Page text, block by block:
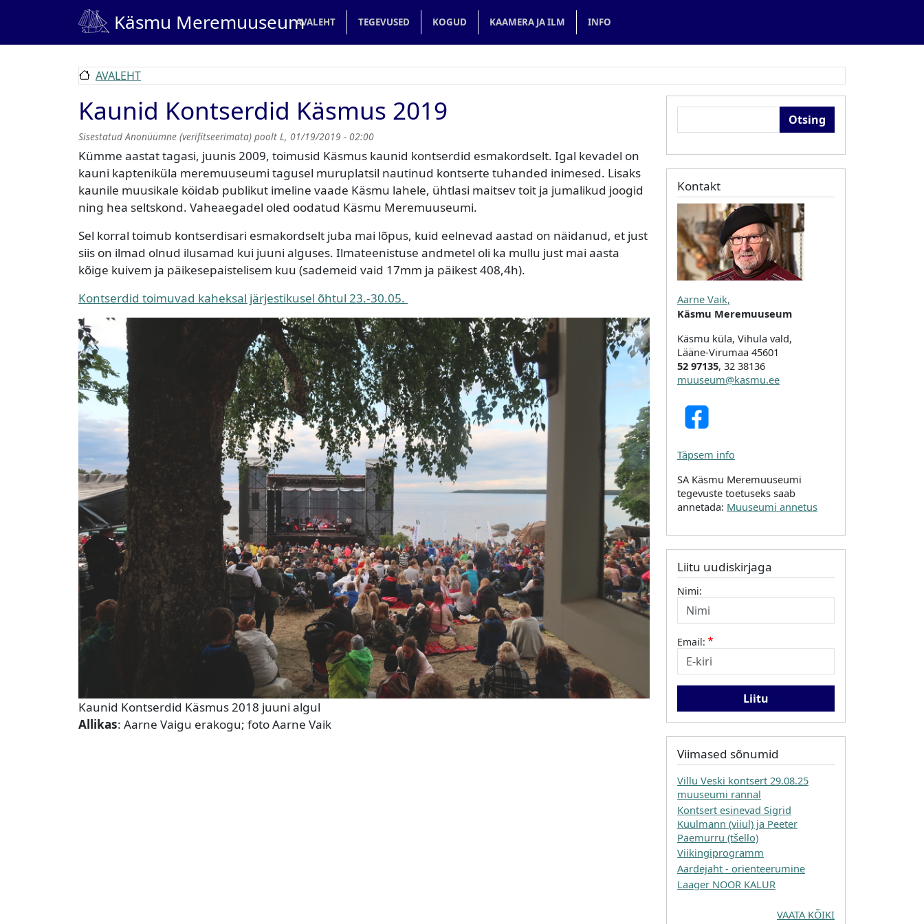
Liigu edasi põhisisu juurde
Käsmu MeremuuseumMain navigation
AVALEHT TEGEVUSED KOGUD KAAMERA JA ILM INFO
AVALEHT
Kaunid Kontserdid Käsmus 2019
SisestatudAnonüümne (verifitseerimata) poolt L, 01/19/2019 - 02:00
Kümme aastat tagasi, juunis 2009, toimusid Käsmus kaunid kontserdid esmakordselt. Igal kevadel on
kauni kapteniküla meremuuseumi tagusel muruplatsil nautinud kontserte tuhanded inimesed. Lisaks
kaunile muusikale köidab publikut imeline vaade Käsmu lahele, ühtlasi maitsev toit ja jumalikud joogid
ning hea seltskond. Vaheaegadel oled oodatud Käsmu Meremuuseumi.
Sel korral toimub kontserdisari esmakordselt juba mai lõpus, kuid eelnevad aastad on näidanud, et just
siis on ilmad olnud ilusamad kui juuni alguses. Ilmateenistuse andmetel oli ka mullu just mai aasta
kõige kuivem ja päikesepaistelisem kuu (sademeid vaid 17mm ja päikest 408,4h).
Kontserdid toimuvad kaheksal järjestikusel õhtul 23.-30.05.
Kaunid Kontserdid Käsmus 2018 juuni algul
Allikas: Aarne Vaigu erakogu; foto Aarne Vaik
Kontakt
Aarne Vaik,
Käsmu Meremuuseum
Käsmu küla, Vihula vald,
Lääne-Virumaa 45601
52 97135, 32 38136
muuseum@kasmu.ee
Täpsem info
SA Käsmu Meremuuseumi
tegevuste toetuseks saab
annetada: Muuseumi annetus
Liitu uudiskirjaga
Nimi:
Email:
Viimased sõnumid
Villu Veski kontsert 29.08.25
muuseumi rannal
Kontsert esinevad Sigrid
Kuulmann (viiul) ja Peeter
Paemurru (tšello)
Viikingiprogramm
Aardejaht - orienteerumine
Laager NOOR KALUR
VAATA KÕIKI